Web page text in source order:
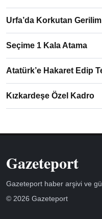
Urfa’da Korkutan
Seçime 1 Kala Atama
Atatürk’e Hakaret Edip
Kızkardeşe Özel Kadro
Gazeteport
Gazeteport haber arşivi ve
© 2026 Gazeteport